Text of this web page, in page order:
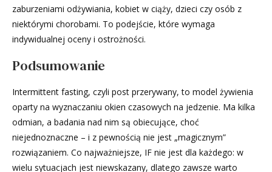
zaburzeniami odżywiania, kobiet w ciąży, dzieci czy osób z
niektórymi chorobami. To podejście, które wymaga
indywidualnej oceny i ostrożności.
Podsumowanie
Intermittent fasting, czyli post przerywany, to model żywienia
oparty na wyznaczaniu okien czasowych na jedzenie. Ma kilka
odmian, a badania nad nim są obiecujące, choć
niejednoznaczne – i z pewnością nie jest „magicznym”
rozwiązaniem. Co najważniejsze, IF nie jest dla każdego: w
wielu sytuacjach jest niewskazany, dlatego zawsze warto